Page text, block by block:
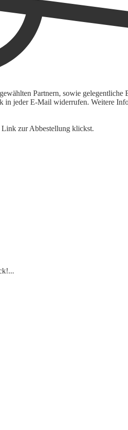
Partnern, sowie
jeder E-Mail widerrufen. Weitere
zur Abbestellung klickst.
...